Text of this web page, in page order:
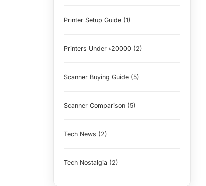
Printer Setup Guide (1)
Printers Under ৳20000 (2)
Scanner Buying Guide (5)
Scanner Comparison (5)
Tech News (2)
Tech Nostalgia (2)